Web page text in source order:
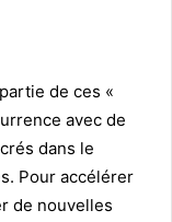
de ces «
avec de
dans le
Pour accélérer
de nouvelles